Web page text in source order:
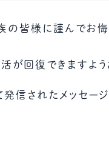
介 PF
皆様に謹んでお悔
が回復できますよう
信されたメッセー